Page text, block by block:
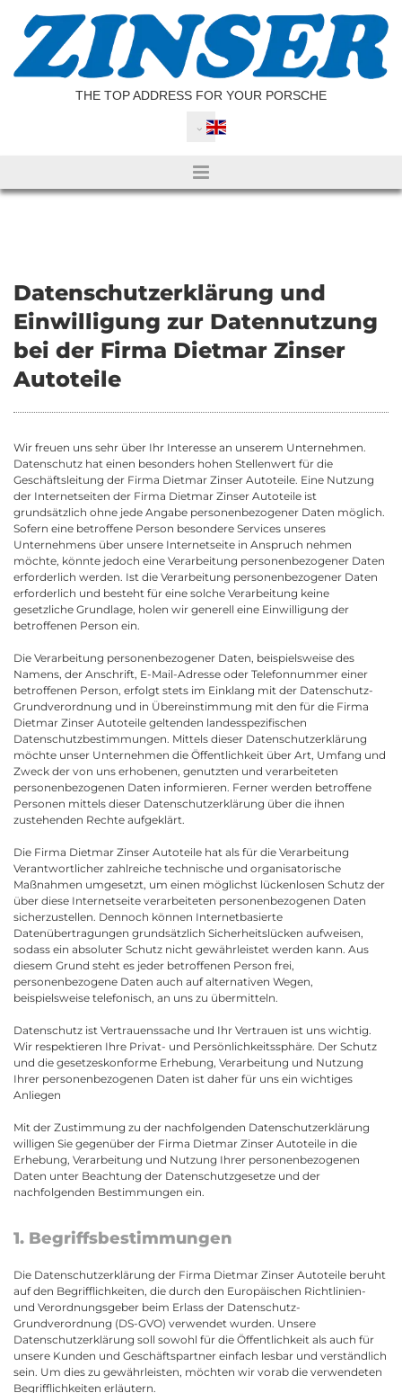
THE TOP ADDRESS FOR YOUR PORSCHE
Datenschutzerklärung und
Einwilligung zur Datennutzung
bei der Firma Dietmar Zinser
Autoteile
Wir freuen uns sehr über Ihr Interesse an unserem Unternehmen.
Datenschutz hat einen besonders hohen Stellenwert für die
Geschäftsleitung der Firma Dietmar Zinser Autoteile. Eine Nutzung
der Internetseiten der Firma Dietmar Zinser Autoteile ist
grundsätzlich ohne jede Angabe personenbezogener Daten möglich.
Sofern eine betroffene Person besondere Services unseres
Unternehmens über unsere Internetseite in Anspruch nehmen
möchte, könnte jedoch eine Verarbeitung personenbezogener Daten
erforderlich werden. Ist die Verarbeitung personenbezogener Daten
erforderlich und besteht für eine solche Verarbeitung keine
gesetzliche Grundlage, holen wir generell eine Einwilligung der
betroffenen Person ein.
Die Verarbeitung personenbezogener Daten, beispielsweise des
Namens, der Anschrift, E-Mail-Adresse oder Telefonnummer einer
betroffenen Person, erfolgt stets im Einklang mit der Datenschutz-
Grundverordnung und in Übereinstimmung mit den für die Firma
Dietmar Zinser Autoteile geltenden landesspezifischen
Datenschutzbestimmungen. Mittels dieser Datenschutzerklärung
möchte unser Unternehmen die Öffentlichkeit über Art, Umfang und
Zweck der von uns erhobenen, genutzten und verarbeiteten
personenbezogenen Daten informieren. Ferner werden betroffene
Personen mittels dieser Datenschutzerklärung über die ihnen
zustehenden Rechte aufgeklärt.
Die Firma Dietmar Zinser Autoteile hat als für die Verarbeitung
Verantwortlicher zahlreiche technische und organisatorische
Maßnahmen umgesetzt, um einen möglichst lückenlosen Schutz der
über diese Internetseite verarbeiteten personenbezogenen Daten
sicherzustellen. Dennoch können Internetbasierte
Datenübertragungen grundsätzlich Sicherheitslücken aufweisen,
sodass ein absoluter Schutz nicht gewährleistet werden kann. Aus
diesem Grund steht es jeder betroffenen Person frei,
personenbezogene Daten auch auf alternativen Wegen,
beispielsweise telefonisch, an uns zu übermitteln.
Datenschutz ist Vertrauenssache und Ihr Vertrauen ist uns wichtig.
Wir respektieren Ihre Privat- und Persönlichkeitssphäre. Der Schutz
und die gesetzeskonforme Erhebung, Verarbeitung und Nutzung
Ihrer personenbezogenen Daten ist daher für uns ein wichtiges
Anliegen
Mit der Zustimmung zu der nachfolgenden Datenschutzerklärung
willigen Sie gegenüber der Firma Dietmar Zinser Autoteile in die
Erhebung, Verarbeitung und Nutzung Ihrer personenbezogenen
Daten unter Beachtung der Datenschutzgesetze und der
nachfolgenden Bestimmungen ein.
1. Begriffsbestimmungen
Die Datenschutzerklärung der Firma Dietmar Zinser Autoteile beruht
auf den Begrifflichkeiten, die durch den Europäischen Richtlinien-
und Verordnungsgeber beim Erlass der Datenschutz-
Grundverordnung (DS-GVO) verwendet wurden. Unsere
Datenschutzerklärung soll sowohl für die Öffentlichkeit als auch für
unsere Kunden und Geschäftspartner einfach lesbar und verständlich
sein. Um dies zu gewährleisten, möchten wir vorab die verwendeten
Begrifflichkeiten erläutern.